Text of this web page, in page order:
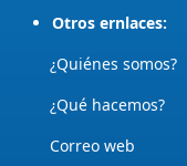
Otros ernlaces:
¿Quiénes somos?
¿Qué hacemos?
Correo web